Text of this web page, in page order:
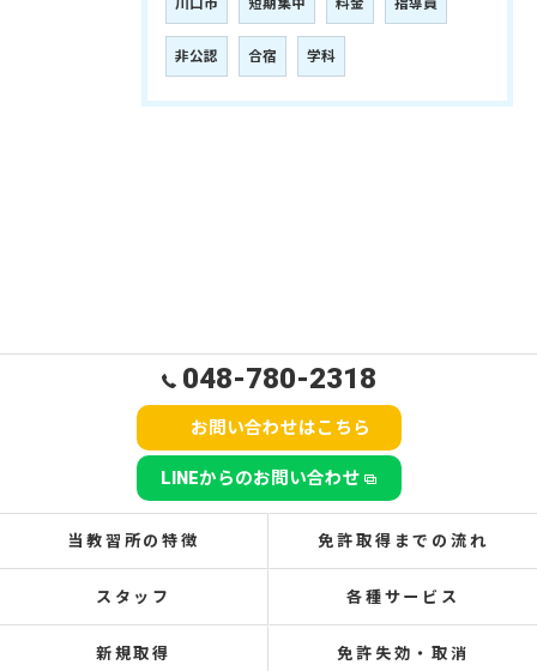
川口市 短期集中 料金 指導員
非公認 合宿 学科
048-780-2318
お問い合わせはこちら
LINEからのお問い合わせ
当教習所の特徴 免許取得までの流れ
スタッフ 各種サービス
新規取得 免許失効・取消